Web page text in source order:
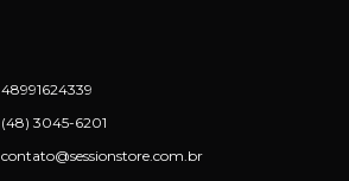
48991624339
(48) 3045-6201
contato@sessionstore.com.br